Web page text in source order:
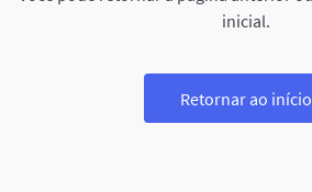
inicial.
Retornar ao início